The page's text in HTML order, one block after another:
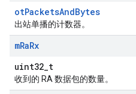
otPacketsAndBytes
出站单播的计数器。
mRaRx
uint32_t
收到的 RA 数据包的数量。